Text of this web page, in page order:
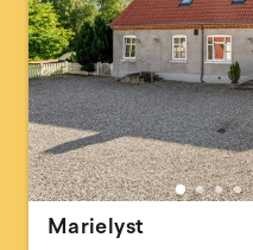
Marielyst